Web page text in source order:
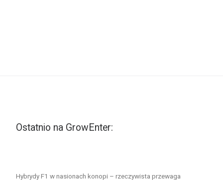
Ostatnio na GrowEnter:
Hybrydy F1 w nasionach konopi – rzeczywista przewaga